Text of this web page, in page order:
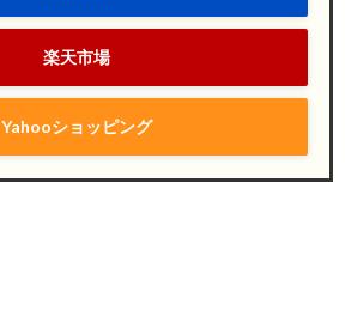
楽天市場
Yahooショッピング